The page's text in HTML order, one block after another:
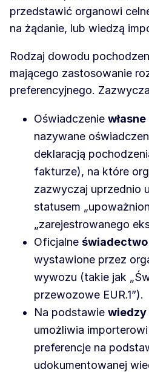
przedstawić organowi
na żądanie, lub wiedzą
Rodzaj dowodu
mającego zastosowanie
preferencyjnego.
Oświadczenie
nazywane
deklaracją
fakturze), na które
zazwyczaj uprzednio
statusem
„zarejestrowanego
Oficjalne
wystawione przez
wywozu (takie jak
przewozowe EUR.1”).
Na podstawie
umożliwia
preferencje na
udokumentowanej